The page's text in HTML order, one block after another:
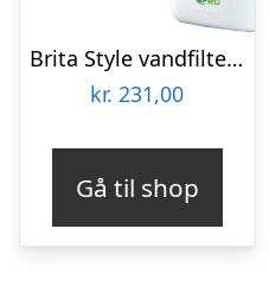
Brita Style vandfilterkande 2,4 liter, blå
kr. 231,00
Gå til shop